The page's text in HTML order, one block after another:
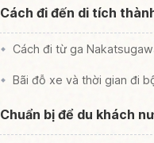
Cách đi đến di tích
Cách đi từ ga
Bãi đỗ xe và thời gian đi
Chuẩn bị để du khách